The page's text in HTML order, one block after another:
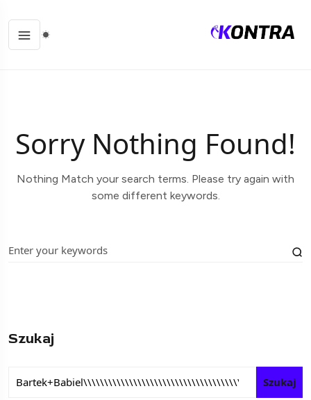
Sorry Nothing Found!
Nothing Match your search terms. Please try again with
some different keywords.
Szukaj
Szukaj